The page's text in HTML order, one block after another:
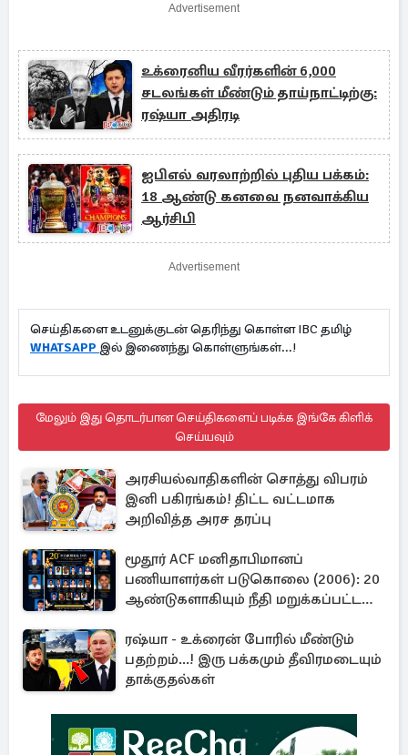
Advertisement
உக்ரைனிய வீரர்களின் 6,000
சடலங்கள் மீண்டும் தாய்நாட்டிற்கு:
ரஷ்யா அதிரடி
ஐபிஎல் வரலாற்றில் புதிய பக்கம்:
18 ஆண்டு கனவை நனவாக்கிய
ஆர்சிபி
Advertisement
செய்திகளை உடனுக்குடன் தெரிந்து கொள்ள IBC தமிழ்
WHATSAPP இல் இணைந்து கொள்ளுங்கள்...!
மேலும் இது தொடர்பான செய்திகளைப் படிக்க இங்கே கிளிக்
செய்யவும்
அரசியல்வாதிகளின் சொத்து விபரம்
இனி பகிரங்கம்! திட்ட வட்டமாக
அறிவித்த அரச தரப்பு
மூதூர் ACF மனிதாபிமானப்
பணியாளர்கள் படுகொலை (2006): 20
ஆண்டுகளாகியும் நீதி மறுக்கப்பட்ட
ரஷ்யா - உக்ரைன் போரில் மீண்டும்
பதற்றம்...! இரு பக்கமும் தீவிரமடையும்
தாக்குதல்கள்